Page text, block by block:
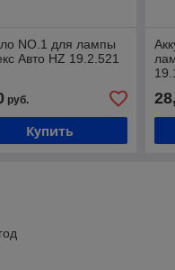
NO.1 для лампы
Авто HZ 19.2.521
руб.
Купить